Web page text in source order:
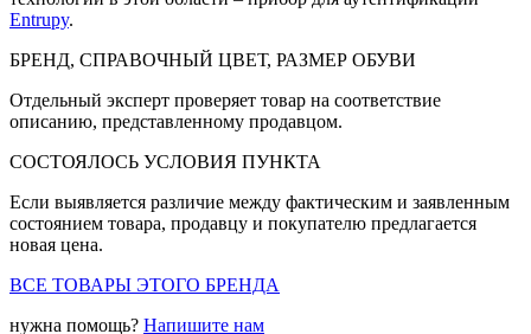
Entrupy.
БРЕНД, СПРАВОЧНЫЙ ЦВЕТ, РАЗМЕР ОБУВИ
Отдельный эксперт проверяет товар на соответствие
описанию, представленному продавцом.
СОСТОЯЛОСЬ УСЛОВИЯ ПУНКТА
Если выявляется различие между фактическим и заявленным
состоянием товара, продавцу и покупателю предлагается
новая цена.
ВСЕ ТОВАРЫ ЭТОГО БРЕНДА
нужна помощь? Напишите нам